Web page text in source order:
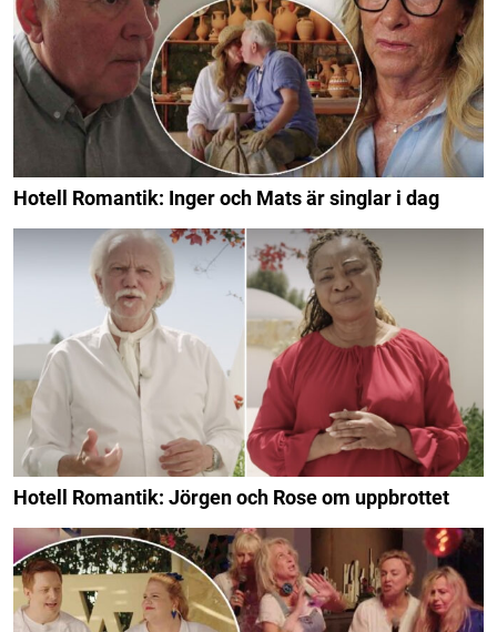
Hotell Romantik: Inger och Mats är singlar i dag
Hotell Romantik: Jörgen och Rose om uppbrottet